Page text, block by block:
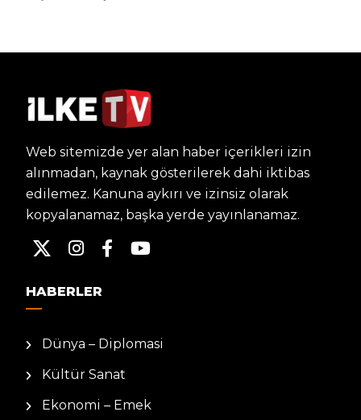
Web sitemizde yer alan haber içerikleri izin
alınmadan, kaynak gösterilerek dahi iktibas
edilemez. Kanuna aykırı ve izinsiz olarak
kopyalanamaz, başka yerde yayınlanamaz.
HABERLER
Dünya – Diplomasi
Kültür Sanat
Ekonomi – Emek